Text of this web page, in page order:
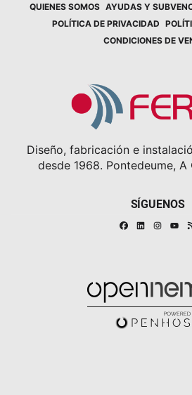
QUIENES SOMOS AYUDAS Y
POLÍTICA DE PRIVACIDAD
CONDICIONES DE
Diseño, fabricación e
desde 1968. Pontedeume, A
SÍGUENOS
FacebookLinkedin